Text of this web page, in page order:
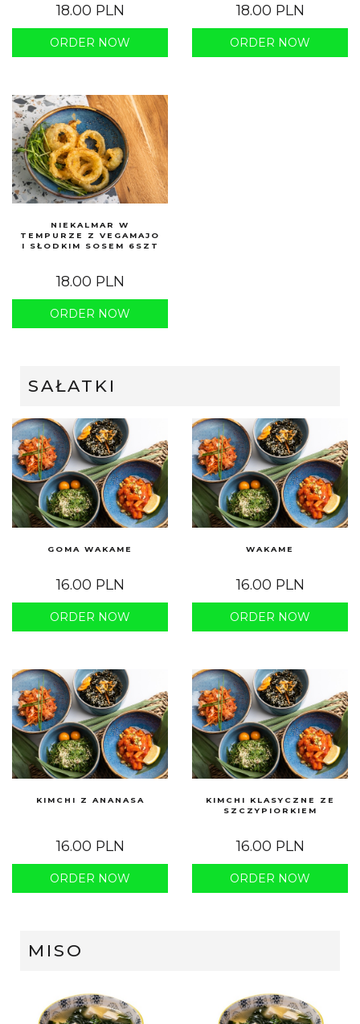
18.00 PLN
ORDER NOW
18.00 PLN
ORDER NOW
NIEKALMAR W
TEMPURZE Z VEGAMAJO
I SŁODKIM SOSEM 6SZT
18.00 PLN
ORDER NOW
SAŁATKI
GOMA WAKAME
16.00 PLN
ORDER NOW
WAKAME
16.00 PLN
ORDER NOW
KIMCHI Z ANANASA
16.00 PLN
ORDER NOW
KIMCHI KLASYCZNE ZE
SZCZYPIORKIEM
16.00 PLN
ORDER NOW
MISO